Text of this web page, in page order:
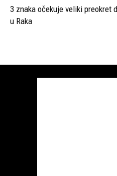
3 znaka očekuje veliki preokret
u Raka